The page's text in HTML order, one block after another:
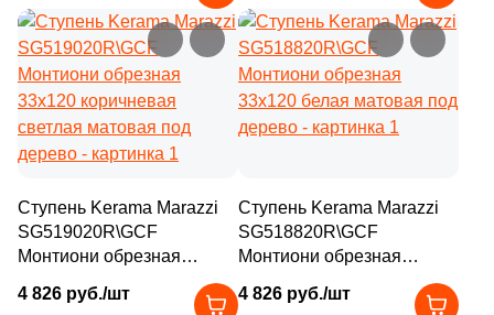
Ступень Kerama Marazzi
SG519020R\GCF
Монтиони обрезная
светлая матовая под
4 826 руб./шт
Ступень Kerama Marazzi
SG518820R\GCF
Монтиони обрезная
33x120 белая матовая под
дерево
4 826 руб./шт